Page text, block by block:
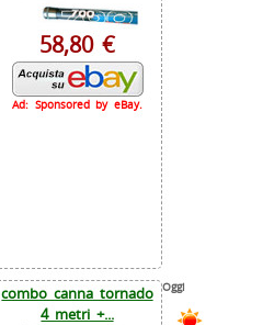
58,80 €
Ad: Sponsored by eBay.
combo canna tornado
4 metri +...
Oggi